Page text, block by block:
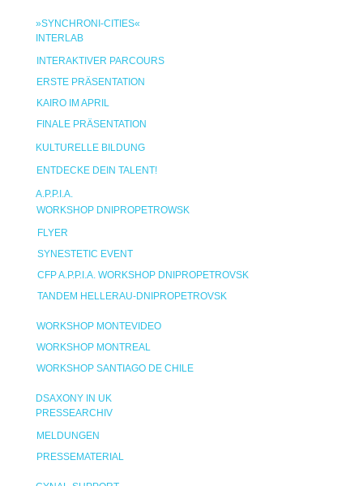
»SYNCHRONI-CITIES«
INTERLAB
INTERAKTIVER PARCOURS
ERSTE PRÄSENTATION
KAIRO IM APRIL
FINALE PRÄSENTATION
KULTURELLE BILDUNG
ENTDECKE DEIN TALENT!
A.P.P.I.A.
WORKSHOP DNIPROPETROWSK
FLYER
SYNESTETIC EVENT
CFP A.P.P.I.A. WORKSHOP DNIPROPETROVSK
TANDEM HELLERAU-DNIPROPETROVSK
WORKSHOP MONTEVIDEO
WORKSHOP MONTREAL
WORKSHOP SANTIAGO DE CHILE
DSAXONY IN UK
PRESSEARCHIV
MELDUNGEN
PRESSEMATERIAL